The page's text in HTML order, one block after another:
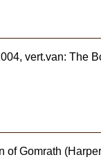
vert.van: The
Gomrath